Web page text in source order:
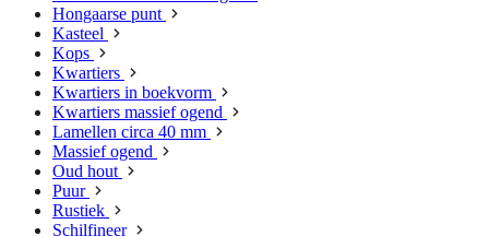
Hongaarse punt
Kasteel
Kops
Kwartiers
Kwartiers in boekvorm
Kwartiers massief ogend
Lamellen circa 40 mm
Massief ogend
Oud hout
Puur
Rustiek
Schilfineer